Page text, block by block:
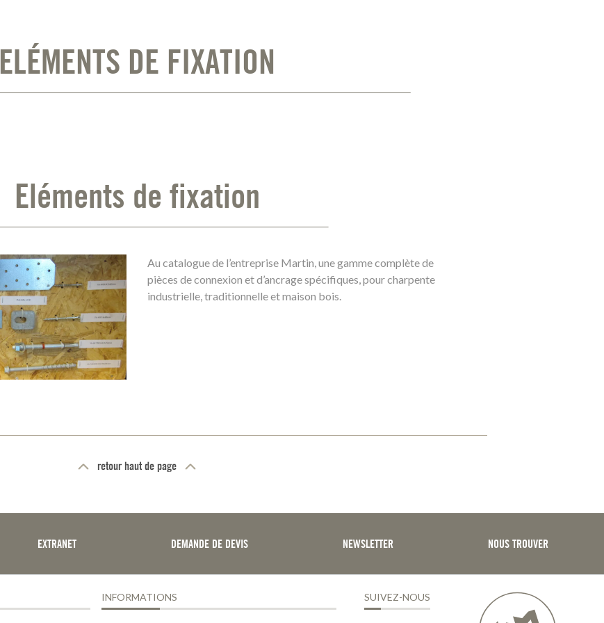
ELÉMENTS DE FIXATION
Eléments de fixation
Au catalogue de l’entreprise Martin, une gamme complète de
pièces de connexion et d’ancrage spécifiques, pour charpente
industrielle, traditionnelle et maison bois.
retour haut de page
EXTRANET DEMANDE DE DEVIS NEWSLETTER NOUS TROUVER
INFORMATIONS SUIVEZ-NOUS